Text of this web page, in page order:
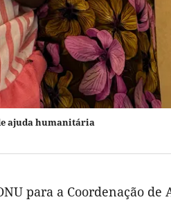
ajuda humanitária
para a Coordenação de